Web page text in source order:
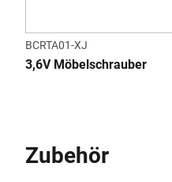
BCRTA01-XJ
3,6V Möbelschrauber
Zubehör